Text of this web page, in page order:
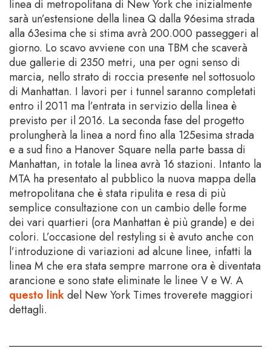
linea di metropolitana di New York che inizialmente
sarà un’estensione della linea Q dalla 96esima strada
alla 63esima che si stima avrà 200.000 passeggeri al
giorno. Lo scavo avviene con una TBM che scaverà
due gallerie di 2350 metri, una per ogni senso di
marcia, nello strato di roccia presente nel sottosuolo
di Manhattan. I lavori per i tunnel saranno completati
entro il 2011 ma l’entrata in servizio della linea è
previsto per il 2016. La seconda fase del progetto
prolungherà la linea a nord fino alla 125esima strada
e a sud fino a Hanover Square nella parte bassa di
Manhattan, in totale la linea avrà 16 stazioni. Intanto la
MTA ha presentato al pubblico la nuova mappa della
metropolitana che è stata ripulita e resa di più
semplice consultazione con un cambio delle forme
dei vari quartieri (ora Manhattan è più grande) e dei
colori. L’occasione del restyling si è avuto anche con
l’introduzione di variazioni ad alcune linee, infatti la
linea M che era stata sempre marrone ora è diventata
arancione e sono state eliminate le linee V e W. A
questo linkdel New York Times troverete maggiori
dettagli.